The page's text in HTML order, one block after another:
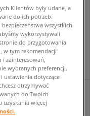
PEGASUS 2005
599,99 zł
zł - najniższa cena
Klientów były udane, a
do ich potrzeb.
wszystkich
wykorzystywali
do przygotowania
w tym rekomendacji
zainteresowań,
wybranych preferencji.
ustawienia dotyczące
otrzymywać
do Twoich
uzyskania więcej